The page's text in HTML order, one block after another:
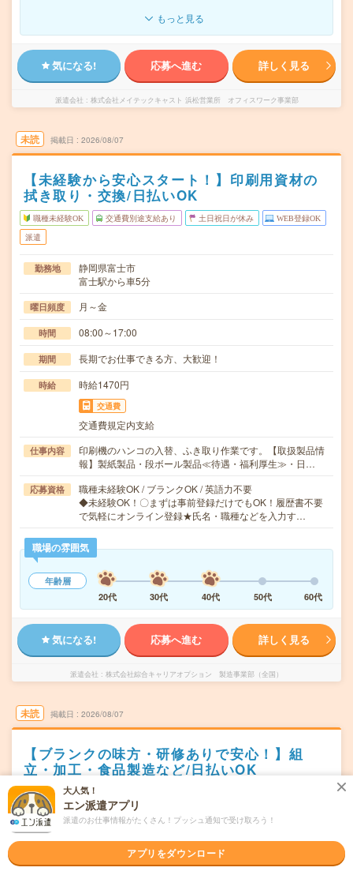
もっと見る
気になる! 応募へ進む 詳しく見る
派遣会社 株式会社メイテックキャスト 浜松営業所 オフィスワーク事業部
未読 掲載日 2026/08/07
【未経験から安心スタート！】印刷用資材の
拭き取り・交換/日払いOK
職種未経験OK 交通費別途支給あり 土日祝日が休み WEB登録OK
派遣
勤務地
静岡県富士市
富士駅から車5分
曜日頻度 月～金
時間 08:00～17:00
期間 長期でお仕事できる方、大歓迎！
時給 時給1470円
交通費
交通費規定内支給
仕事内容
印刷機のハンコの入替、ふき取り作業です。【取扱製品情
報】製紙製品・段ボール製品≪待遇・福利厚生≫・日…
応募資格
職種未経験OK / ブランクOK / 英語力不要
◆未経験OK！〇まずは事前登録だけでもOK！履歴書不要
で気軽にオンライン登録★氏名・職種などを入力す…
職場の雰囲気
年齢層
20代
30代 40代 50代 60代
気になる! 応募へ進む 詳しく見る
派遣会社 株式会社綜合キャリアオプション 製造事業部（全国）
未読 掲載日 2026/08/07
【ブランクの味方・研修ありで安心！】組
立・加工・食品製造など/日払いOK
交通費別途支給あり
勤務地
浜松市浜名区
曜日頻度
大人気！
エン派遣アプリ
派遣のお仕事情報がたくさん！プッシュ通知で受け取ろう！
アプリをダウンロード